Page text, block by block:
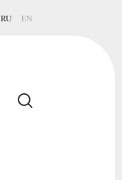
RU EN